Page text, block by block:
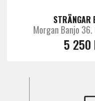
STRÄNGAR
Morgan Banjo
5 250